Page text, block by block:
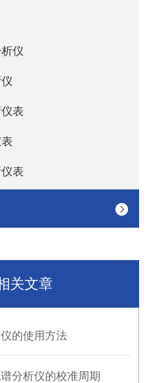
仪
表
表
关文章
的使用方法
分析仪的校准周期